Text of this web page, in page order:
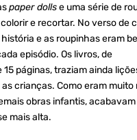
paper dollse uma série de
e recortar. No verso de
e as roupinhas eram
episódio. Os livros, de
páginas, traziam ainda
crianças. Como eram muito
obras infantis,
mais alta.